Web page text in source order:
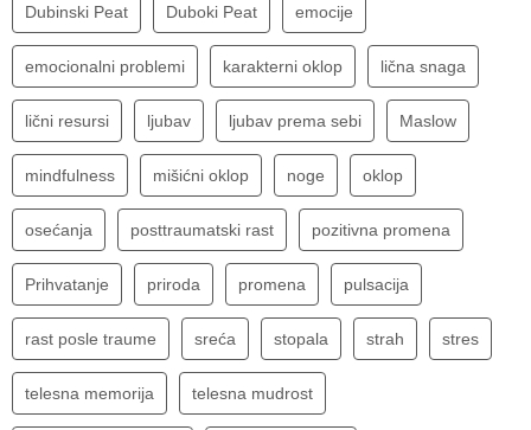
Dubinski Peat Duboki Peat emocije
emocionalni problemi karakterni oklop lična snaga
lični resursi ljubav ljubav prema sebi Maslow
mindfulness mišićni oklop noge oklop
osećanja posttraumatski rast pozitivna promena
Prihvatanje priroda promena pulsacija
rast posle traume sreća stopala strah stres
telesna memorija telesna mudrost